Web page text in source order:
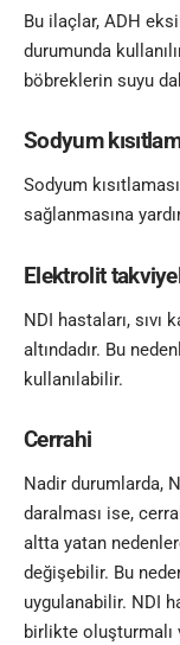
Bu ilaçlar, ADH
durumunda
böbreklerin suyu
Sodyum
Sodyum
sağlanmasına
Elektrolit
NDI hastaları,
altındadır. Bu
kullanılabilir.
Cerrahi
Nadir durumlarda,
daralması ise,
altta yatan
değişebilir. Bu
uygulanabilir. NDI
birlikte oluşturmalı